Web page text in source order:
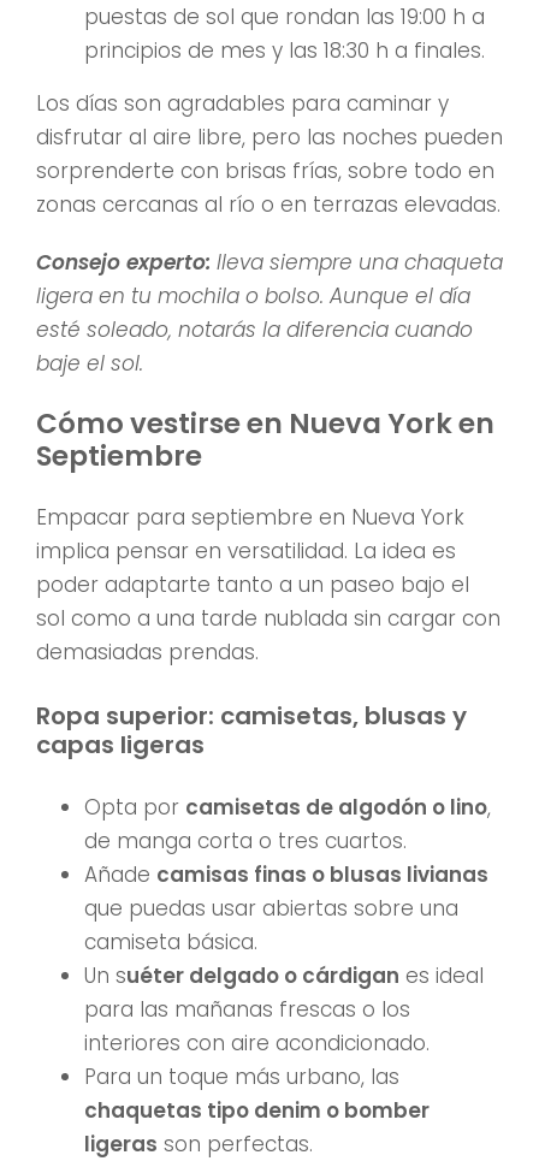
puestas de sol que rondan las 19:00 h a
principios de mes y las 18:30 h a finales.
Los días son agradables para caminar y
disfrutar al aire libre, pero las noches pueden
sorprenderte con brisas frías, sobre todo en
zonas cercanas al río o en terrazas elevadas.
Consejo experto: lleva siempre una chaqueta
ligera en tu mochila o bolso. Aunque el día
esté soleado, notarás la diferencia cuando
baje el sol.
Cómo vestirse en Nueva York en
Septiembre
Empacar para septiembre en Nueva York
implica pensar en versatilidad. La idea es
poder adaptarte tanto a un paseo bajo el
sol como a una tarde nublada sin cargar con
demasiadas prendas.
Ropa superior: camisetas, blusas y
capas ligeras
Opta por camisetas de algodón o lino,
de manga corta o tres cuartos.
Añade camisas finas o blusas livianas
que puedas usar abiertas sobre una
camiseta básica.
Un suéter delgado o cárdigan es ideal
para las mañanas frescas o los
interiores con aire acondicionado.
Para un toque más urbano, las
chaquetas tipo denim o bomber
ligeras son perfectas.